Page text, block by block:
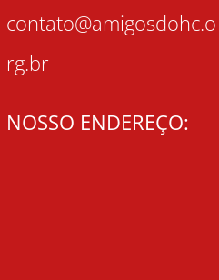
contato@amigosdohc.o
rg.br
NOSSO ENDEREÇO: